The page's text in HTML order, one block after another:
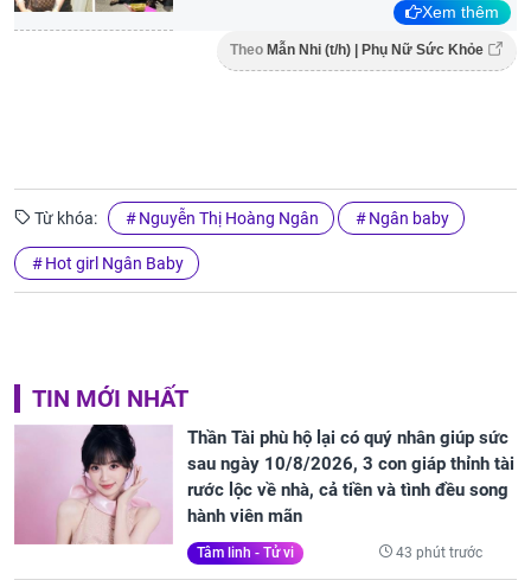
Xem thêm
Theo Mẫn Nhi (t/h) | Phụ Nữ Sức Khỏe
Từ khóa: Nguyễn Thị Hoàng Ngân Ngân baby
Hot girl Ngân Baby
TIN MỚI NHẤT
Thần Tài phù hộ lại có quý nhân giúp sức
sau ngày 10/8/2026, 3 con giáp thỉnh tài
rước lộc về nhà, cả tiền và tình đều song
hành viên mãn
Tâm linh - Tử vi 43 phút trước